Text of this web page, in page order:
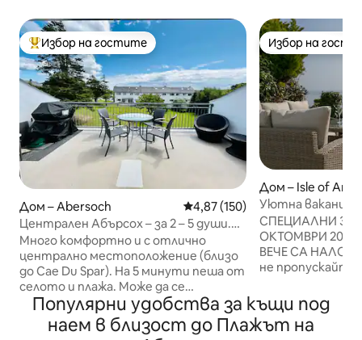
Най-популярен избор на гостите
Избор на гостите
Дом – Abersoch Средна оценка: 4,87 от 5,
4,87 (150)
Централен Абърсох – за 2 – 5 души.
Допускат се кучета.
Много комфортно и с отлично
централно местоположение (близо
до Cae Du Spar). На 5 минути пеша от
селото и плажа. Може да се
настанят до 5 души – на
1 суперголямо двойно легло,
1 единично легло и 1 двуетажно легло
Избор на
Избор на
Дом – Isle of
Уютна
и удивителна
СПЕЦИАЛНИ
ОКТОМВРИ 2026
ВЕЧЕ СА НАЛОЖЕНИ Бъдете
не
Уелс. Отстъпки за престои от
3,4,5,7 до 28
удължите
Популярни удобства за къщи под
наем в близост до Плажът на